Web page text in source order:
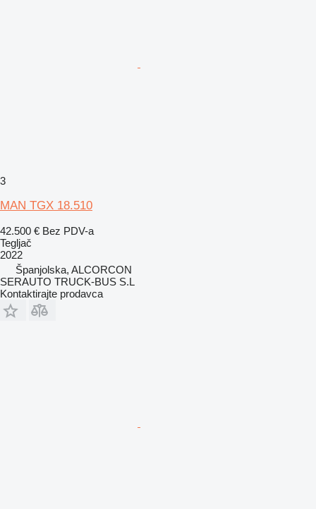
3
MAN TGX 18.510
42.500 € Bez PDV-a
Tegljač
2022
Španjolska, ALCORCON
SERAUTO TRUCK-BUS S.L
Kontaktirajte prodavca